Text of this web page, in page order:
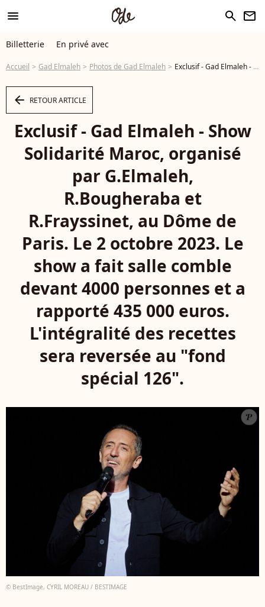
menu search newsletter
Billetterie En privé avec
Accueil Gad Elmaleh Photos de Gad Elmaleh Exclusif - Gad Elmaleh - Show Solidarité Maroc, organisé par G.Elmaleh, R.Bougheraba et R.Frayssinet, au Dôme de Paris. Le 2 octobre 2023. Le show a fait salle comble devant 4000 personnes et a rapporté 435 000 euros. L'intégralité des recettes sera reversée au "fond spécial 126". © Cyril Moreau / Bestimage - Photo
arrow_left RETOUR ARTICLE
Exclusif - Gad Elmaleh - Show
Solidarité Maroc, organisé
par G.Elmaleh,
R.Bougheraba et
R.Frayssinet, au Dôme de
Paris. Le 2 octobre 2023. Le
show a fait salle comble
devant 4000 personnes et a
rapporté 435 000 euros.
L'intégralité des recettes
sera reversée au "fond
spécial 126".
© BestImage, CYRIL MOREAU / BESTIMAGE